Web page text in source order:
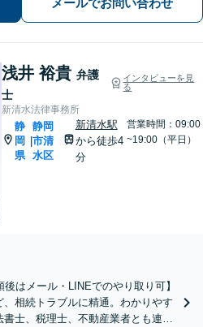
メールでお問い合わせ
浅井 裕貴 弁護
士
インタビューを見
る
新清水法律事務所
静
岡
県
静岡
市清
水区
新清水駅
から徒歩4
分
営業時間：09:00
~19:00（平日）
はメール・LINEでのやり取り可】
相続トラブルに精通。わかりやす
士、税理士、不動産業者とも連携